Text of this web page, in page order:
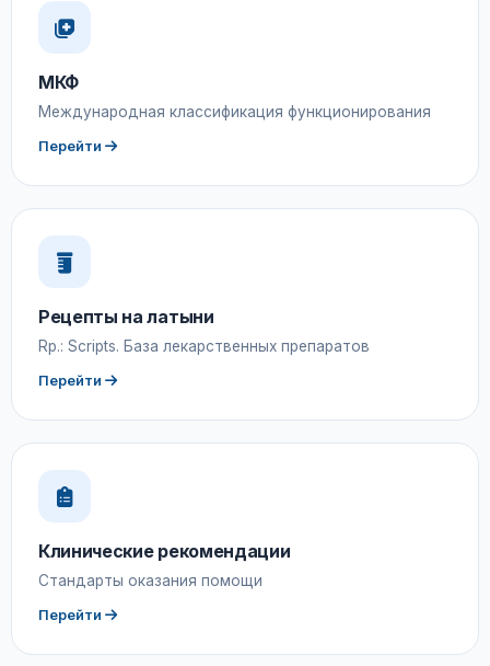
МКФ
Международная классификация функционирования
Перейти
Рецепты на латыни
Rp.: Scripts. База лекарственных препаратов
Перейти
Клинические рекомендации
Стандарты оказания помощи
Перейти